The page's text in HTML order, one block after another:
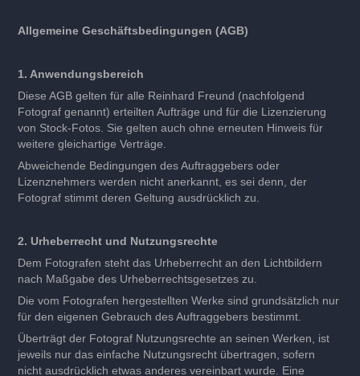
Allgemeine Geschäftsbedingungen (AGB)
1. Anwendungsbereich
Diese AGB gelten für alle Reinhard Freund (nachfolgend
Fotograf genannt) erteilten Aufträge und für die Lizenzierung
von Stock-Fotos. Sie gelten auch ohne erneuten Hinweis für
weitere gleichartige Verträge.
Abweichende Bedingungen des Auftraggebers oder
Lizenznehmers werden nicht anerkannt, es sei denn, der
Fotograf stimmt deren Geltung ausdrücklich zu.
2. Urheberrecht und Nutzungsrechte
Dem Fotografen steht das Urheberrecht an den Lichtbildern
nach Maßgabe des Urheberrechtsgesetzes zu.
Die vom Fotografen hergestellten Werke sind grundsätzlich nur
für den eigenen Gebrauch des Auftraggebers bestimmt.
Überträgt der Fotograf Nutzungsrechte an seinen Werken, ist
jeweils nur das einfache Nutzungsrecht übertragen, sofern
nicht ausdrücklich etwas anderes vereinbart wurde. Eine